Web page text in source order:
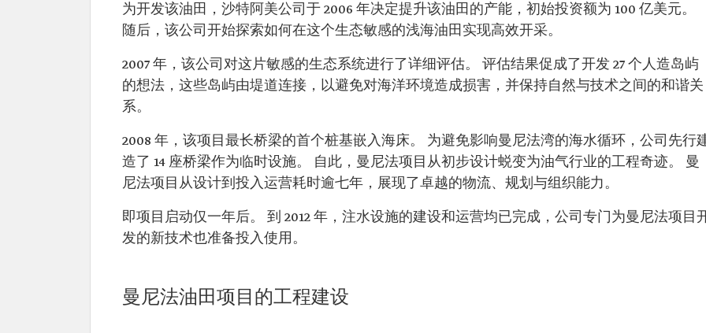
为开发该油田，沙特阿美公司于 2006 年决定提升该油田的产能，初始投资额为 100 亿美元。
随后，该公司开始探索如何在这个生态敏感的浅海油田实现高效开采。
2007 年，该公司对这片敏感的生态系统进行了详细评估。 评估结果促成了开发 27 个人造岛屿
的想法，这些岛屿由堤道连接，以避免对海洋环境造成损害，并保持自然与技术之间的和谐关
系。
2008 年，该项目最长桥梁的首个桩基嵌入海床。 为避免影响曼尼法湾的海水循环，公司先行
造了 14 座桥梁作为临时设施。 自此，曼尼法项目从初步设计蜕变为油气行业的工程奇迹。 曼
尼法项目从设计到投入运营耗时逾七年，展现了卓越的物流、规划与组织能力。
即项目启动仅一年后。 到 2012 年，注水设施的建设和运营均已完成，公司专门为曼尼法项目
发的新技术也准备投入使用。
曼尼法油田项目的工程建设